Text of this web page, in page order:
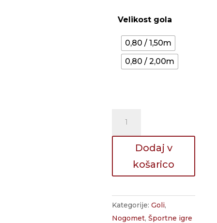
Velikost gola
0,80 / 1,50m
0,80 / 2,00m
»LIGA«
količina
Dodaj v
košarico
Kategorije:Goli,
Nogomet,Športne igre